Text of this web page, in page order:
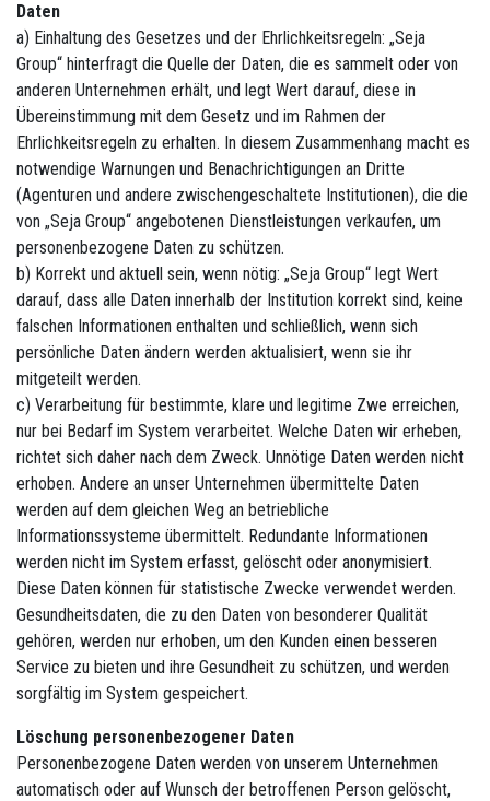
Daten
a) Einhaltung des Gesetzes und der Ehrlichkeitsregeln: „Seja
Group“ hinterfragt die Quelle der Daten, die es sammelt oder von
anderen Unternehmen erhält, und legt Wert darauf, diese in
Übereinstimmung mit dem Gesetz und im Rahmen der
Ehrlichkeitsregeln zu erhalten. In diesem Zusammenhang macht es
notwendige Warnungen und Benachrichtigungen an Dritte
(Agenturen und andere zwischengeschaltete Institutionen), die die
von „Seja Group“ angebotenen Dienstleistungen verkaufen, um
personenbezogene Daten zu schützen.
b) Korrekt und aktuell sein, wenn nötig: „Seja Group“ legt Wert
darauf, dass alle Daten innerhalb der Institution korrekt sind, keine
falschen Informationen enthalten und schließlich, wenn sich
persönliche Daten ändern werden aktualisiert, wenn sie ihr
mitgeteilt werden.
c) Verarbeitung für bestimmte, klare und legitime Zwe erreichen,
nur bei Bedarf im System verarbeitet. Welche Daten wir erheben,
richtet sich daher nach dem Zweck. Unnötige Daten werden nicht
erhoben. Andere an unser Unternehmen übermittelte Daten
werden auf dem gleichen Weg an betriebliche
Informationssysteme übermittelt. Redundante Informationen
werden nicht im System erfasst, gelöscht oder anonymisiert.
Diese Daten können für statistische Zwecke verwendet werden.
Gesundheitsdaten, die zu den Daten von besonderer Qualität
gehören, werden nur erhoben, um den Kunden einen besseren
Service zu bieten und ihre Gesundheit zu schützen, und werden
sorgfältig im System gespeichert.
Löschung personenbezogener Daten
Personenbezogene Daten werden von unserem Unternehmen
automatisch oder auf Wunsch der betroffenen Person gelöscht,